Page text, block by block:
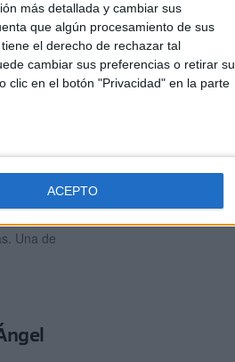
más detallada y cambiar sus
que algún procesamiento de sus
el derecho de rechazar tal
cambiar sus preferencias o retirar su
clic en el botón "Privacidad" en la parte
ACEPTO
tras
Una de